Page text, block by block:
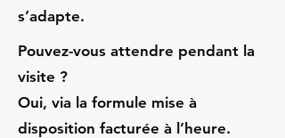
s’adapte.
Pouvez-vous attendre pendant la
visite ?
Oui, via la formule mise à
disposition facturée à l’heure.